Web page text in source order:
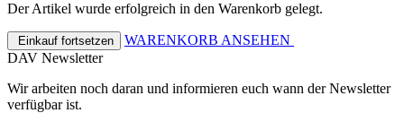
Der Artikel wurde erfolgreich in den Warenkorb gelegt.
Einkauf fortsetzen
WARENKORB ANSEHEN
DAV Newsletter
Wir arbeiten noch daran und informieren euch wann der Newsletter
verfügbar ist.